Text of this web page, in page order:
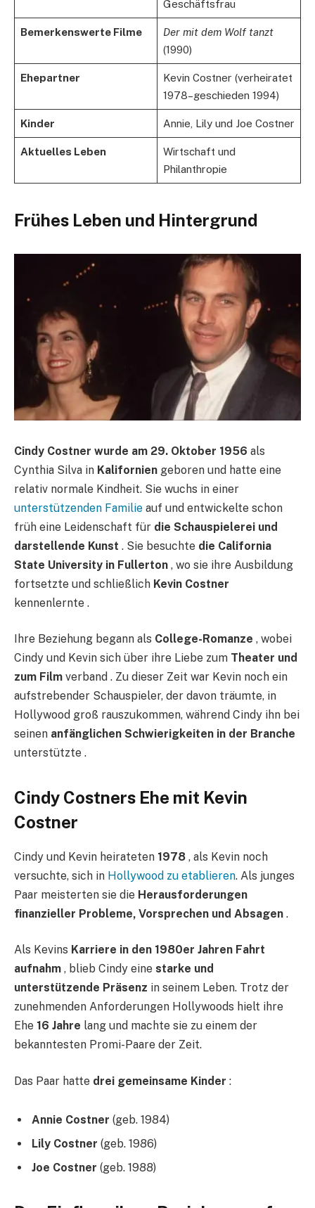
Geschäftsfrau
Bemerkenswerte Filme
Der mit dem Wolf tanzt
(1990)
Ehepartner
Kevin Costner (verheiratet
1978–geschieden 1994)
Kinder Annie, Lily und Joe Costner
Aktuelles Leben
Wirtschaft und
Philanthropie
Frühes Leben und Hintergrund
Cindy Costner wurde am 29. Oktober 1956 als
Cynthia Silva in Kalifornien geboren und hatte eine
relativ normale Kindheit. Sie wuchs in einer
unterstützenden Familie auf und entwickelte schon
früh eine Leidenschaft für die Schauspielerei und
darstellende Kunst . Sie besuchte die California
State University in Fullerton , wo sie ihre Ausbildung
fortsetzte und schließlich Kevin Costner
kennenlernte .
Ihre Beziehung begann als College-Romanze , wobei
Cindy und Kevin sich über ihre Liebe zum Theater und
zum Film verband . Zu dieser Zeit war Kevin noch ein
aufstrebender Schauspieler, der davon träumte, in
Hollywood groß rauszukommen, während Cindy ihn bei
seinen anfänglichen Schwierigkeiten in der Branche
unterstützte .
Cindy Costners Ehe mit Kevin
Costner
Cindy und Kevin heirateten 1978 , als Kevin noch
versuchte, sich in Hollywood zu etablieren. Als junges
Paar meisterten sie die Herausforderungen
finanzieller Probleme, Vorsprechen und Absagen .
Als Kevins Karriere in den 1980er Jahren Fahrt
aufnahm , blieb Cindy eine starke und
unterstützende Präsenz in seinem Leben. Trotz der
zunehmenden Anforderungen Hollywoods hielt ihre
Ehe 16 Jahre lang und machte sie zu einem der
bekanntesten Promi-Paare der Zeit.
Das Paar hatte drei gemeinsame Kinder :
Annie Costner (geb. 1984)
Lily Costner (geb. 1986)
Joe Costner (geb. 1988)